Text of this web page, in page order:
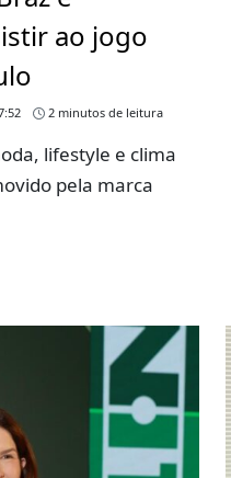
ao jogo
2 minutos de leitura
lifestyle e clima
pela marca